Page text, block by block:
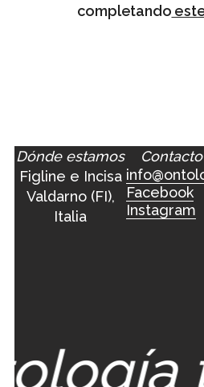
completando
Dónde estamos
Figline e Incisa
Valdarno (FI),
Italia
Contacto
Facebook
Instagram